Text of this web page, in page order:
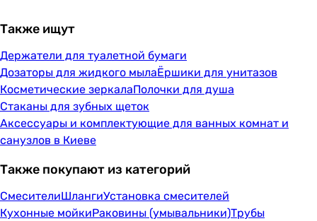
Также ищут
Держатели для туалетной бумаги
Дозаторы для жидкого мылаЁршики для унитазов
Косметические зеркалаПолочки для душа
Стаканы для зубных щеток
Аксессуары и комплектующие для ванных комнат и
санузлов в Киеве
Также покупают из категорий
СмесителиШлангиУстановка смесителей
Кухонные мойкиРаковины (умывальники)Трубы